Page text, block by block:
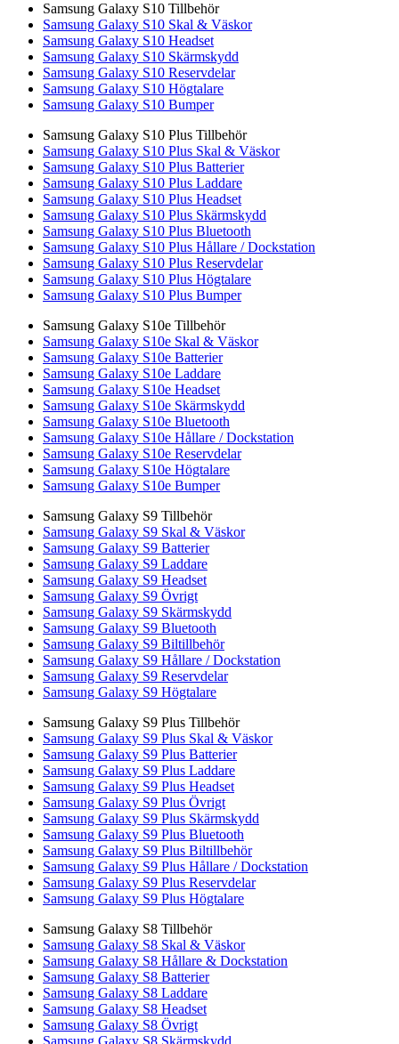
Samsung Galaxy S10 Tillbehör
Samsung Galaxy S10 Skal & Väskor
Samsung Galaxy S10 Headset
Samsung Galaxy S10 Skärmskydd
Samsung Galaxy S10 Reservdelar
Samsung Galaxy S10 Högtalare
Samsung Galaxy S10 Bumper
Samsung Galaxy S10 Plus Tillbehör
Samsung Galaxy S10 Plus Skal & Väskor
Samsung Galaxy S10 Plus Batterier
Samsung Galaxy S10 Plus Laddare
Samsung Galaxy S10 Plus Headset
Samsung Galaxy S10 Plus Skärmskydd
Samsung Galaxy S10 Plus Bluetooth
Samsung Galaxy S10 Plus Hållare / Dockstation
Samsung Galaxy S10 Plus Reservdelar
Samsung Galaxy S10 Plus Högtalare
Samsung Galaxy S10 Plus Bumper
Samsung Galaxy S10e Tillbehör
Samsung Galaxy S10e Skal & Väskor
Samsung Galaxy S10e Batterier
Samsung Galaxy S10e Laddare
Samsung Galaxy S10e Headset
Samsung Galaxy S10e Skärmskydd
Samsung Galaxy S10e Bluetooth
Samsung Galaxy S10e Hållare / Dockstation
Samsung Galaxy S10e Reservdelar
Samsung Galaxy S10e Högtalare
Samsung Galaxy S10e Bumper
Samsung Galaxy S9 Tillbehör
Samsung Galaxy S9 Skal & Väskor
Samsung Galaxy S9 Batterier
Samsung Galaxy S9 Laddare
Samsung Galaxy S9 Headset
Samsung Galaxy S9 Övrigt
Samsung Galaxy S9 Skärmskydd
Samsung Galaxy S9 Bluetooth
Samsung Galaxy S9 Biltillbehör
Samsung Galaxy S9 Hållare / Dockstation
Samsung Galaxy S9 Reservdelar
Samsung Galaxy S9 Högtalare
Samsung Galaxy S9 Plus Tillbehör
Samsung Galaxy S9 Plus Skal & Väskor
Samsung Galaxy S9 Plus Batterier
Samsung Galaxy S9 Plus Laddare
Samsung Galaxy S9 Plus Headset
Samsung Galaxy S9 Plus Övrigt
Samsung Galaxy S9 Plus Skärmskydd
Samsung Galaxy S9 Plus Bluetooth
Samsung Galaxy S9 Plus Biltillbehör
Samsung Galaxy S9 Plus Hållare / Dockstation
Samsung Galaxy S9 Plus Reservdelar
Samsung Galaxy S9 Plus Högtalare
Samsung Galaxy S8 Tillbehör
Samsung Galaxy S8 Skal & Väskor
Samsung Galaxy S8 Hållare & Dockstation
Samsung Galaxy S8 Batterier
Samsung Galaxy S8 Laddare
Samsung Galaxy S8 Headset
Samsung Galaxy S8 Övrigt
Samsung Galaxy S8 Skärmskydd